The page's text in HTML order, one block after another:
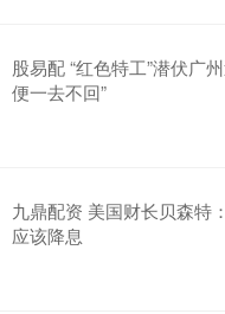
股易配 “红色特工”潜伏广
便一去不回”
九鼎配资 美国财长贝森特
应该降息